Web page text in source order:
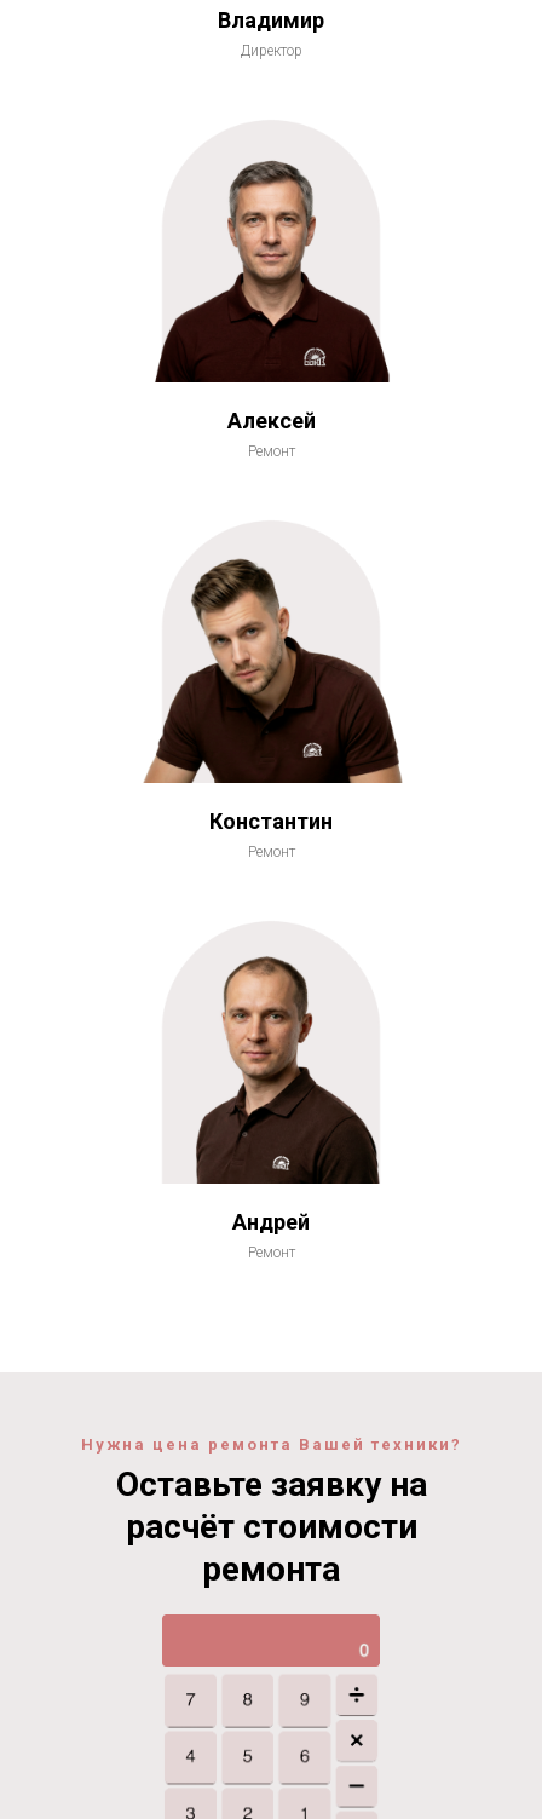
Владимир
Директор
Алексей
Ремонт
Константин
Ремонт
Андрей
Ремонт
Нужна цена ремонта Вашей техники?
Оставьте заявку на
расчёт стоимости
ремонта